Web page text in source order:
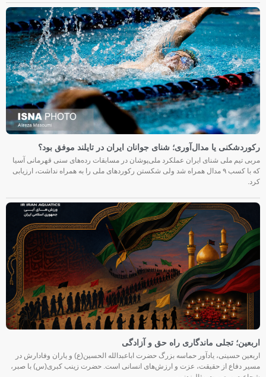
رکوردشکنی یا مدال‌آوری؛ شنای جوانان ایران در تایلند موفق بود؟
مربی تیم ملی شنای ایران عملکرد ملی‌پوشان در مسابقات رده‌های سنی قهرمانی آسیا
که با کسب ۹ مدال همراه شد ولی شکستن رکوردهای ملی را به همراه نداشت، ارزیابی
کرد.
اربعین؛ تجلی ماندگاری راه حق و آزادگی
اربعین حسینی، یادآور حماسه بزرگ حضرت اباعبدالله الحسین(ع) و یاران وفادارش در
مسیر دفاع از حقیقت، عزت و ارزش‌های انسانی است. حضرت زینب کبری(س) با صبر،